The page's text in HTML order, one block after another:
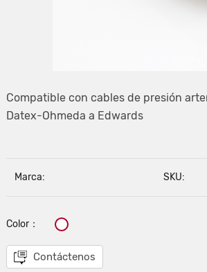
Compatible con cables de presión
Datex-Ohmeda a Edwards
Marca: SKU:
Color：
Contáctenos